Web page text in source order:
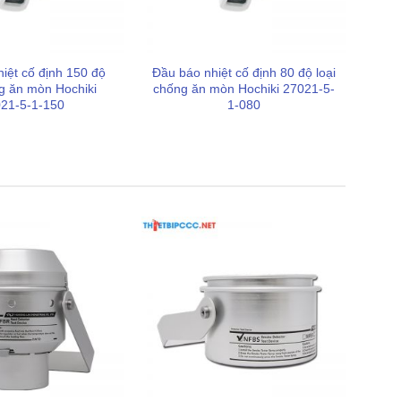
cố định 150 độ
ăn mòn Hochiki
5-1-150
Đầu báo nhiệt cố định 80 độ loại
chống ăn mòn Hochiki 27021-5-
1-080